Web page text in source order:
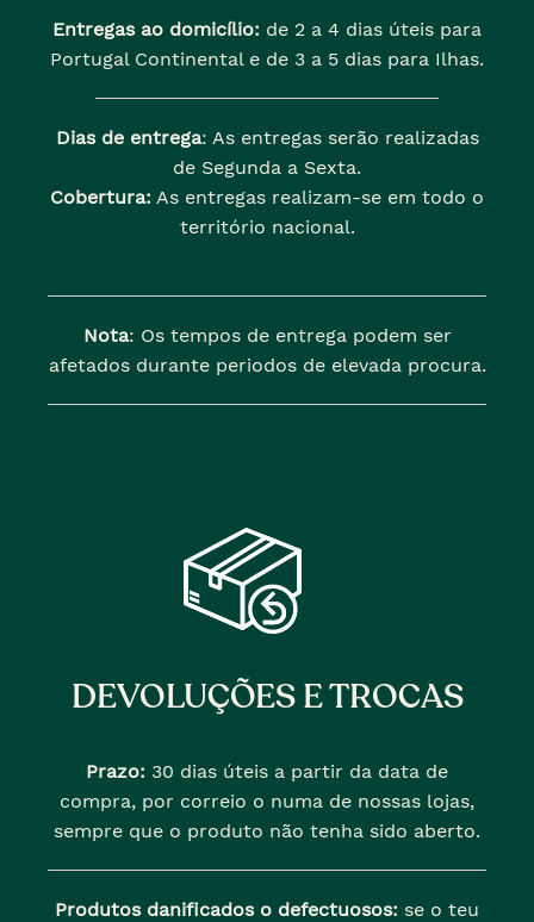
Entregas ao domicílio: de 2 a 4 dias úteis para
Portugal Continental e de 3 a 5 dias para Ilhas.
Dias de entrega: As entregas serão realizadas
de Segunda a Sexta.
Cobertura: As entregas realizam-se em todo o
território nacional.
Nota: Os tempos de entrega podem ser
afetados durante periodos de elevada procura.
DEVOLUÇÕES E TROCAS
Prazo: 30 dias úteis a partir da data de
compra, por correio o numa de nossas lojas,
sempre que o produto não tenha sido aberto.
Produtos danificados o defectuosos: se o teu